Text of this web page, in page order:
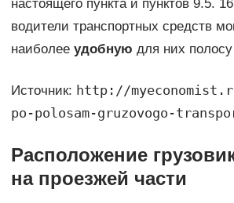
настоящего пункта и пунктов 9.5.
водители транспортных средств
наиболее удобную для них
Источник: http://
po-polosam-gruzovogo-
Расположение
на проезжей части